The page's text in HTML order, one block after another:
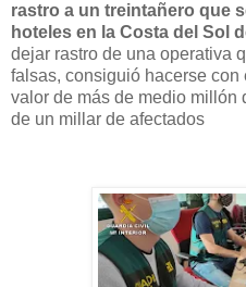
rastro a un treintañero que
hoteles en la Costa del Sol
dejar rastro de una operativa
falsas, consiguió hacerse
valor de más de medio millón
de un millar de afectados